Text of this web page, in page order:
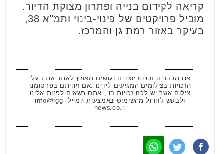
קריאה לקידום בנייה ופתרון מצוקת הדיור.
מוביל פרויקטים של פינוי-בינוי ותמ"א 38,
בעיקר באזור רמת גן והמרכז.
אנו מכבדים זכויות יוצרים ועושים מאמץ לאתר את בעלי
הזכויות בצילומים המגיעים לידינו .אם זיהיתם בפרסומנו
צילום אשר יש לכם זכויות בו , אתם רשאים לפנות אלינו
ולבקש לחדול מהשימוש באמצעות המייל info@rgg-
news.co.il